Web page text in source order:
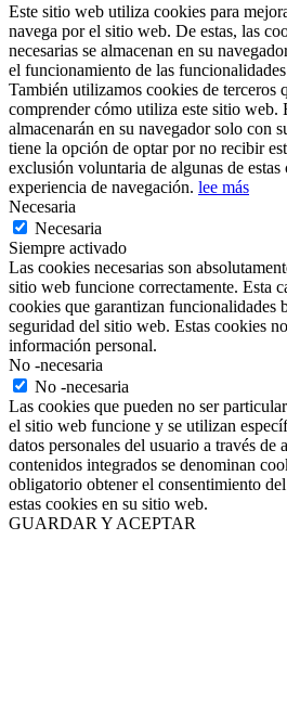
Este sitio web utiliza cookies para
navega por el sitio web. De estas, las
necesarias se almacenan en su
el funcionamiento de las
También utilizamos cookies de terceros
comprender cómo utiliza este sitio web.
almacenarán en su navegador solo con
tiene la opción de optar por no recibir
exclusión voluntaria de algunas de estas
experiencia de navegación. lee más
Necesaria
Necesaria
Siempre activado
Las cookies necesarias son
sitio web funcione correctamente. Esta
cookies que garantizan funcionalidades
seguridad del sitio web. Estas cookies
información personal.
No -necesaria
No -necesaria
Las cookies que pueden no ser
el sitio web funcione y se utilizan
datos personales del usuario a través de
contenidos integrados se denominan
obligatorio obtener el consentimiento
estas cookies en su sitio web.
GUARDAR Y ACEPTAR